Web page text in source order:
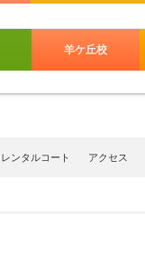
羊ケ丘校
レンタルコート アクセス